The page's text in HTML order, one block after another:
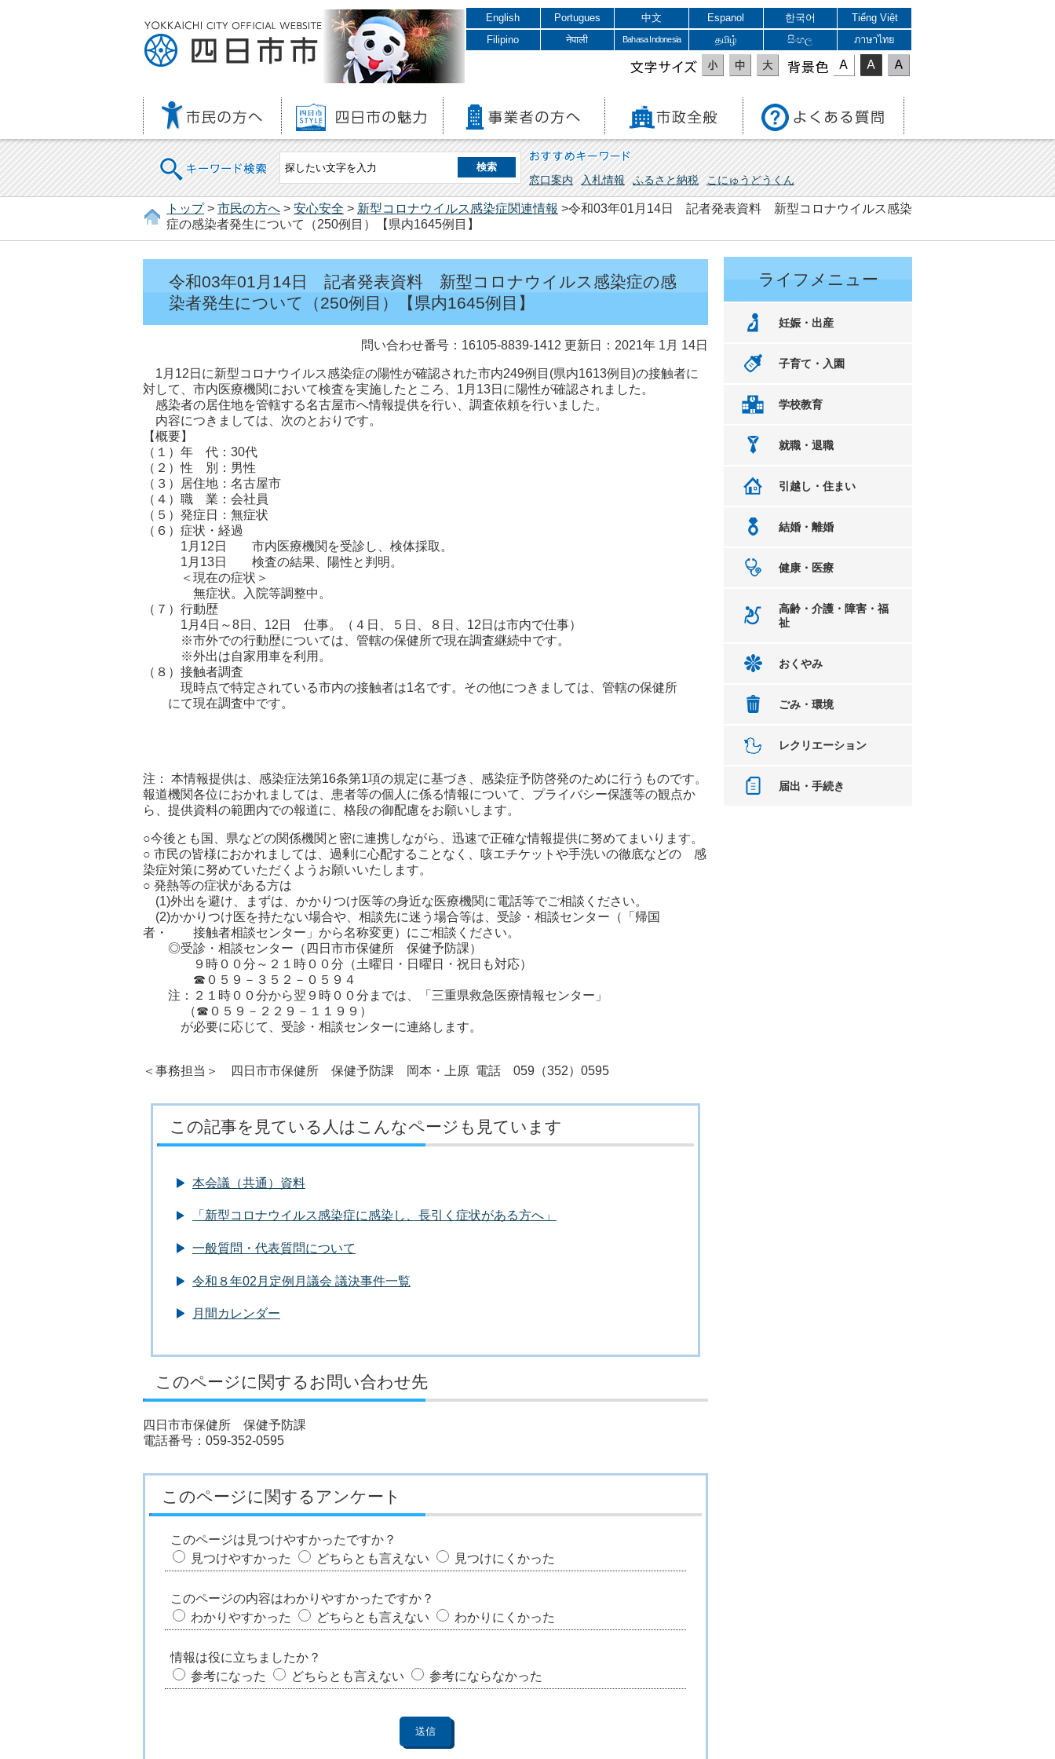
English Portugues 中文 Espanol 한국어
Tiếng Việt
Filipino
नेपाली Bahasa Indonesia தமிழ் සිංහල ภาษาไทย
文字サイズ 表示色
キーワード検索 おすすめキーワード
窓口案内 入札情報 ふるさと納税 こにゅうどうくん
トップ> 市民の方へ > 安心安全 > 新型コロナウイルス感染症関連情報 >令和03年01月14日 記者発表資料 新型コロナウイルス感染
症の感染者発生について（250例目）【県内1645例目】
令和03年01月14日 記者発表資料 新型コロナウイルス感染症の感
染者発生について（250例目）【県内1645例目】
問い合わせ番号：16105-8839-1412 更新日：2021年 1月 14日
1月12日に新型コロナウイルス感染症の陽性が確認された市内249例目(県内1613例目)の接触者に
対して、市内医療機関において検査を実施したところ、1月13日に陽性が確認されました。
感染者の居住地を管轄する名古屋市へ情報提供を行い、調査依頼を行いました。
内容につきましては、次のとおりです。
【概要】
（１）年 代：30代
（２）性 別：男性
（３）居住地：名古屋市
（４）職 業：会社員
（５）発症日：無症状
（６）症状・経過
1月12日 市内医療機関を受診し、検体採取。
1月13日 検査の結果、陽性と判明。
＜現在の症状＞
無症状。入院等調整中。
（７）行動歴
1月4日～8日、12日 仕事。（４日、５日、８日、12日は市内で仕事）
※市外での行動歴については、管轄の保健所で現在調査継続中です。
※外出は自家用車を利用。
（８）接触者調査
現時点で特定されている市内の接触者は1名です。その他につきましては、管轄の保健所
にて現在調査中です。
注： 本情報提供は、感染症法第16条第1項の規定に基づき、感染症予防啓発のために行うものです。
報道機関各位におかれましては、患者等の個人に係る情報について、プライバシー保護等の観点か
ら、提供資料の範囲内での報道に、格段の御配慮をお願いします。
○今後とも国、県などの関係機関と密に連携しながら、迅速で正確な情報提供に努めてまいります。
○ 市民の皆様におかれましては、過剰に心配することなく、咳エチケットや手洗いの徹底などの 感
染症対策に努めていただくようお願いいたします。
○ 発熱等の症状がある方は
(1)外出を避け、まずは、かかりつけ医等の身近な医療機関に電話等でご相談ください。
(2)かかりつけ医を持たない場合や、相談先に迷う場合等は、受診・相談センター（「帰国
者・ 接触者相談センター」から名称変更）にご相談ください。
◎受診・相談センター（四日市市保健所 保健予防課）
９時００分～２１時００分（土曜日・日曜日・祝日も対応）
☎０５９－３５２－０５９４
注：２１時００分から翌９時００分までは、「三重県救急医療情報センター」
（☎０５９－２２９－１１９９）
が必要に応じて、受診・相談センターに連絡します。
＜事務担当＞ 四日市市保健所 保健予防課 岡本・上原 電話 059（352）0595
この記事を見ている人はこんなページも見ています
本会議（共通）資料
「新型コロナウイルス感染症に感染し、長引く症状がある方へ」
一般質問・代表質問について
令和８年02月定例月議会 議決事件一覧
月間カレンダー
このページに関するお問い合わせ先
四日市市保健所 保健予防課
電話番号：059-352-0595
このページに関するアンケート
このページは見つけやすかったですか？
見つけやすかった
どちらとも言えない 見つけにくかった
このページの内容はわかりやすかったですか？
わかりやすかった
どちらとも言えない わかりにくかった
情報は役に立ちましたか？
参考になった
どちらとも言えない 参考にならなかった
ライフメニュー
妊娠・出産
子育て・入園
学校教育
就職・退職
引越し・住まい
結婚・離婚
健康・医療
高齢・介護・障害・福
祉
おくやみ
ごみ・環境
レクリエーション
届出・手続き